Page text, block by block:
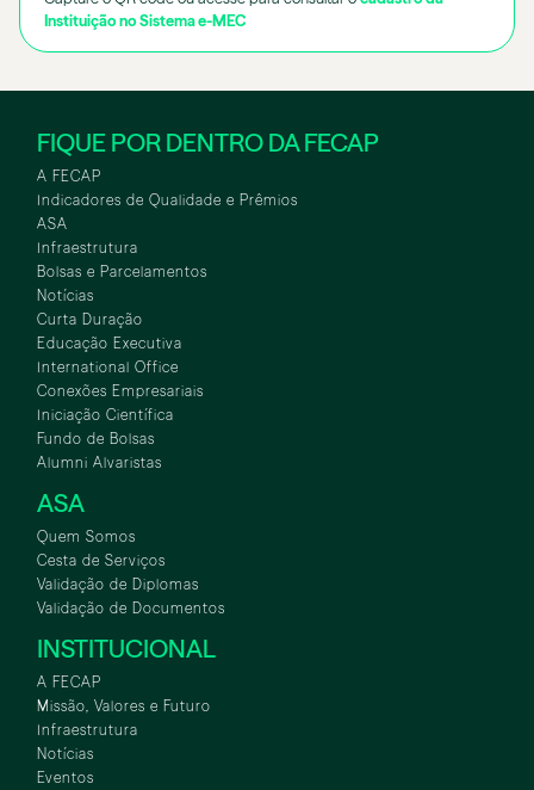
Instituição no Sistema e-MEC
FIQUE POR DENTRO DA FECAP
A FECAP
Indicadores de Qualidade e Prêmios
ASA
Infraestrutura
Bolsas e Parcelamentos
Notícias
Curta Duração
Educação Executiva
International Office
Conexões Empresariais
Iniciação Científica
Fundo de Bolsas
Alumni Alvaristas
ASA
Quem Somos
Cesta de Serviços
Validação de Diplomas
Validação de Documentos
INSTITUCIONAL
A FECAP
Missão, Valores e Futuro
Infraestrutura
Notícias
Eventos